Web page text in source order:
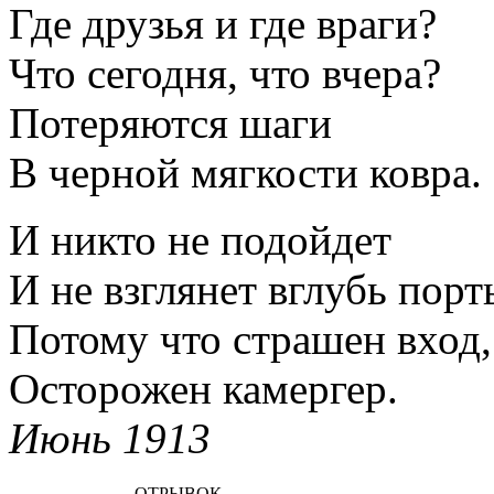
Где друзья и где враги?
Что сегодня, что вчера?
Потеряются шаги
В черной мягкости ковра.
И никто не подойдет
И не взглянет вглубь
Потому что страшен вход,
Осторожен камергер.
Июнь 1913